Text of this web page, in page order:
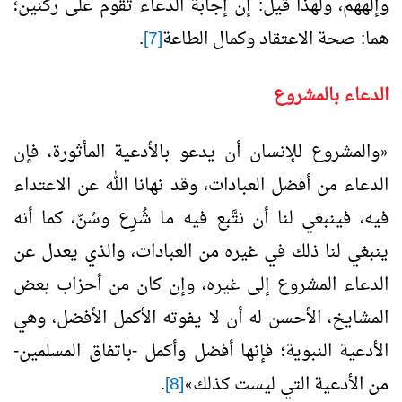
وإلههم، ولهذا قيل: إن إجابة الدعاء تقوم على ركنين؛
هما: صحة الاعتقاد وكمال الطاعة[7]
.
الدعاء بالمشروع
«والمشروع للإنسان أن يدعو بالأدعية المأثورة، فإن
الدعاء من أفضل العبادات، وقد نهانا الله عن الاعتداء
فيه، فينبغي لنا أن نتَّبع فيه ما شُرِع وسُنّ، كما أنه
ينبغي لنا ذلك في غيره من العبادات، والذي يعدل عن
الدعاء المشروع إلى غيره، وإن كان من أحزاب بعض
المشايخ، الأحسن له أن لا يفوته الأكمل الأفضل، وهي
الأدعية النبوية؛ فإنها أفضل وأكمل -باتفاق المسلمين-
من الأدعية التي ليست كذلك»
[8]
.